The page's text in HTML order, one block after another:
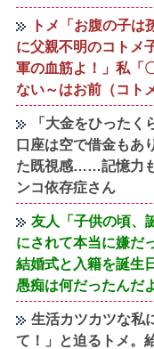
トメ「お腹の子は
に父親不明のコトメ
軍の血筋よ！」私「
ない～はお前（コト
「大金をひったく
口座は空で借金もあ
た既視感……記憶力
ンコ依存症さん
友人「子供の頃、
にされて本当に嫌
結婚式と入籍を誕生
愚痴は何だったんだ
生活カツカツな私
て！」と迫るトメ。